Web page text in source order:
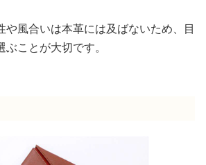
や風合いは本革には及ばないため、目
ことが大切です。